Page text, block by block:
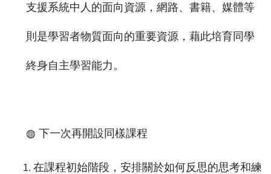
支援系統中人的面向資源，網路、書籍、媒體等
則是學習者物質面向的重要資源，藉此培育同學
終身自主學習能力。
◍ 下一次再開設同樣課程
在課程初始階段，安排關於如何反思的思考和練